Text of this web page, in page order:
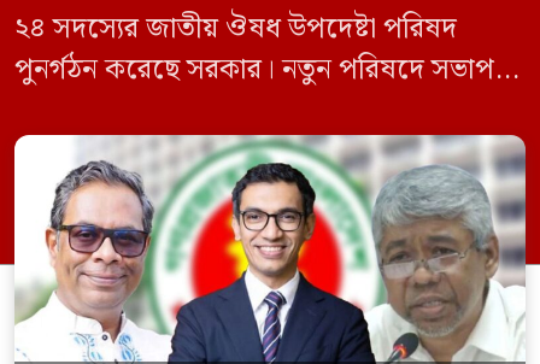
২৪ সদস্যের জাতীয় ঔষধ উপদেষ্টা পরিষদ
পুনর্গঠন করেছে সরকার। নতুন পরিষদে সভাপতি
কল্যাণমন্ত্রী এবং সদস্য সচিব থাকবেন স্বাস্থ্য ও
পরিবার কল্যাণ মন্ত্রণালয়ের সচিব। একই সঙ্গে
স্বাস্থ্য প্রতিমন্ত্রী, বাংলাদেশ বিনিয়োগ উন্নয়ন
কর্তৃপক্ষ (বিডা)-এর নির্বাহী চেয়ারম্যান এবং
জাতীয় […]